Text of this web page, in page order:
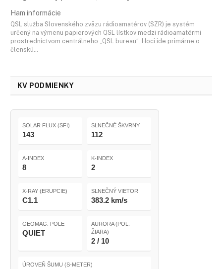
Ham informácie
QSL služba Slovenského zväzu rádioamatérov (SZR) je systém
určený na výmenu papierových QSL lístkov medzi rádioamatérmi
prostredníctvom centrálneho „QSL bureau“. Hoci ide primárne o
členskú…
KV PODMIENKY
SOLAR FLUX (SFI)
143
SLNEČNÉ ŠKVRNY
112
A-INDEX
8
K-INDEX
2
X-RAY (ERUPCIE)
C1.1
SLNEČNÝ VIETOR
383.2 km/s
GEOMAG. POLE
QUIET
AURORA (POL.
ŽIARA)
2 / 10
ÚROVEŇ ŠUMU (S-METER)